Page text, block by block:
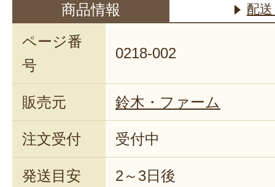
商品情報 配
ページ番
号
0218-002
販売元 鈴木・ファーム
注文受付 受付中
発送目安 2～3日後